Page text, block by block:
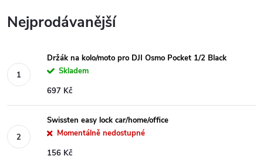
Nejprodávanější
Držák na kolo/moto pro DJI Osmo Pocket 1/2 Black
Skladem
697 Kč
Swissten easy lock car/home/office
Momentálně nedostupné
156 Kč